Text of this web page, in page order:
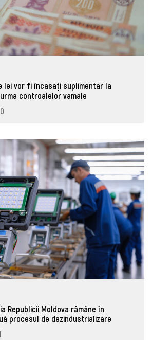
lei vor fi încasați suplimentar la
controalelor vamale
Republicii Moldova rămâne în
procesul de dezindustrializare